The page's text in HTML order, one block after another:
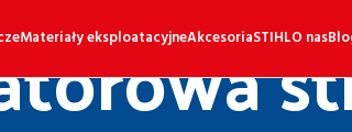
Materiały eksploatacyjneAkcesoriaSTIHLO nas